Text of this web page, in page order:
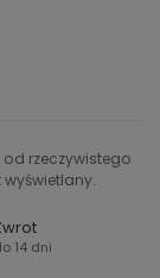
rzeczywistego
14 dni